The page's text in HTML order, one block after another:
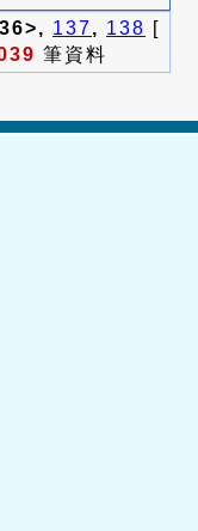
137, 138 [
筆資料